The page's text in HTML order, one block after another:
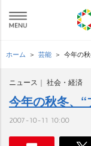
ホーム 芸能 今年の
ニュース 社会・経済
今年の秋冬、
2007-10-11 10:00